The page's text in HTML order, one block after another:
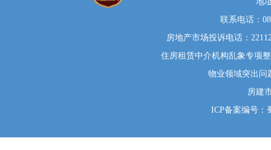
联系电话：
房地产市场投诉电话：
住房租赁中介机构乱象专项
物业领域突出问
房建
ICP备案编号：